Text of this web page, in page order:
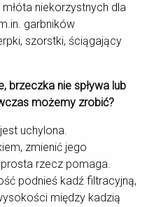
niekorzystnych dla
garbników
szorstki, ściągający
brzeczka nie spływa lub
możemy zrobić?
uchylona.
zmienić jego
rzecz pomaga.
podnieś kadź filtracyjną,
między kadzią